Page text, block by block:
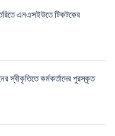
এনএসইউতে টিকটকের
স্বীকৃতিতে কর্মকর্তাদের পুরস্কৃত